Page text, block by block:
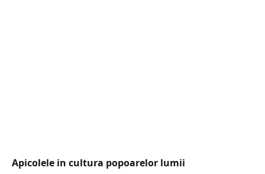
Apicolele in cultura popoarelor lumii